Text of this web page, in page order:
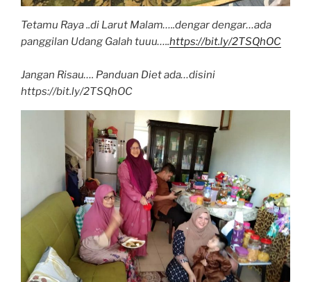
Tetamu Raya ..di Larut Malam…..dengar dengar…ada
panggilan Udang Galah tuuu…..https://bit.ly/2TSQhOC
Jangan Risau…. Panduan Diet ada…disini
https://bit.ly/2TSQhOC